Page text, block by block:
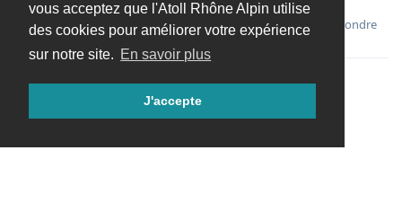
vous acceptez que l'Atoll Rhône Alpin utilise
des cookies pour améliorer votre expérience
sur notre site. En savoir plus
J'accepte
Répondre